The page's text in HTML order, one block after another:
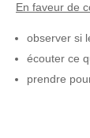
En faveur de
observer si
écouter ce
prendre